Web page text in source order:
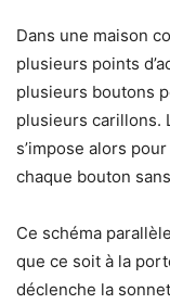
Dans une maison
plusieurs points
plusieurs boutons
plusieurs carillons.
s’impose alors
chaque bouton
Ce schéma
que ce soit à la
déclenche la